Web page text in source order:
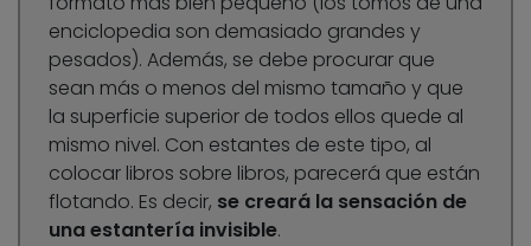
enciclopedia son demasiado grandes y
pesados). Además, se debe procurar que
sean más o menos del mismo tamaño y que
la superficie superior de todos ellos quede al
mismo nivel. Con estantes de este tipo, al
colocar libros sobre libros, parecerá que están
flotando. Es decir, se creará la sensación de
una estantería invisible.